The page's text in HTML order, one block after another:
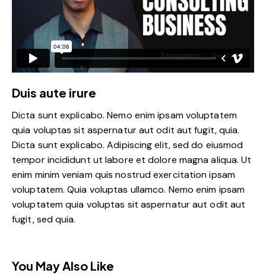
Duis aute irure
Dicta sunt explicabo. Nemo enim ipsam voluptatem
quia voluptas sit aspernatur aut odit aut fugit, quia.
Dicta sunt explicabo. Adipiscing elit, sed do eiusmod
tempor incididunt ut labore et dolore magna aliqua. Ut
enim minim veniam quis nostrud exercitation ipsam
voluptatem. Quia voluptas ullamco. Nemo enim ipsam
voluptatem quia voluptas sit aspernatur aut odit aut
fugit, sed quia.
You May Also Like